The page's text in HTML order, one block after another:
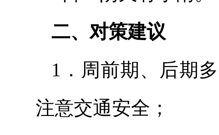
二、对策建议
1．周前期、后期
注意交通安全；